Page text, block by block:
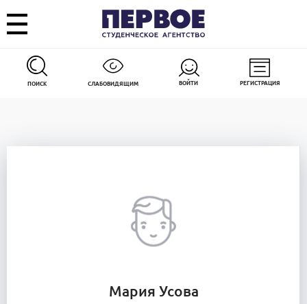
ПОИСК СЛАБОВИДЯЩИМ ВОЙТИ РЕГИСТРАЦИЯ
Мария Усова